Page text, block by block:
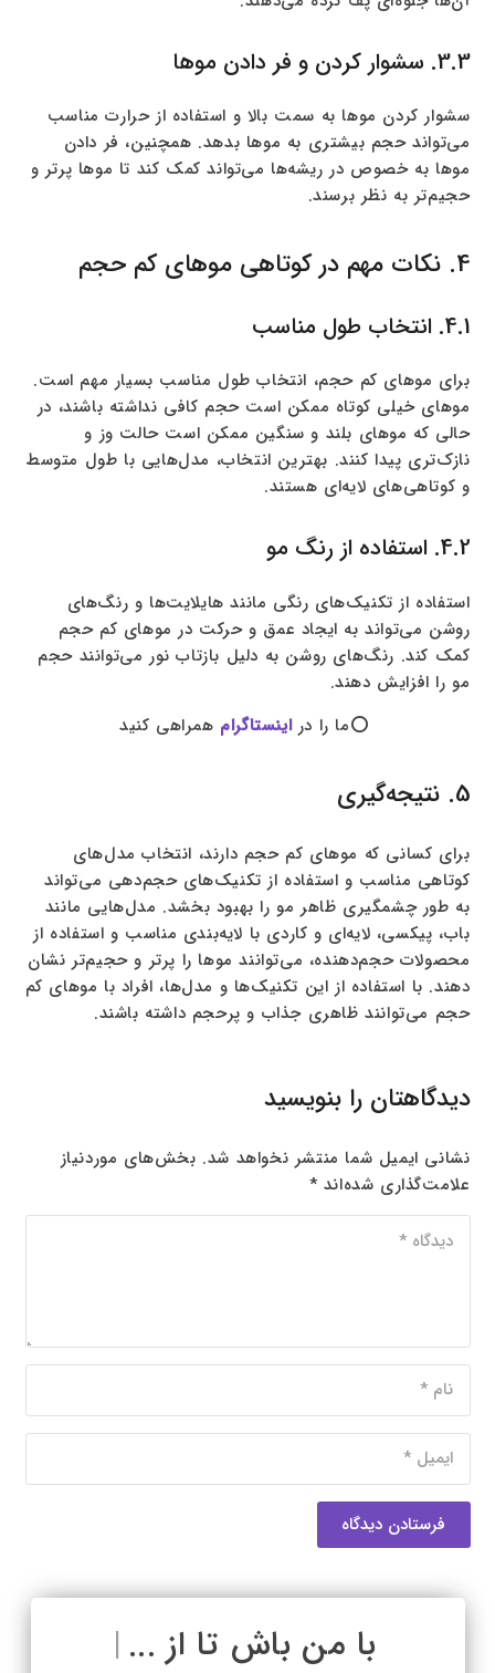
3.3. سشوار کردن و فر دادن موها
سشوار کردن موها به سمت بالا و استفاده از حرارت مناسب
می‌تواند حجم بیشتری به موها بدهد. همچنین، فر دادن
موها به خصوص در ریشه‌ها می‌تواند کمک کند تا موها پرتر و
حجیم‌تر به نظر برسند.
4. نکات مهم در کوتاهی موهای کم حجم
4.1. انتخاب طول مناسب
برای موهای کم حجم، انتخاب طول مناسب بسیار مهم است.
موهای خیلی کوتاه ممکن است حجم کافی نداشته باشند، در
حالی که موهای بلند و سنگین ممکن است حالت وز و
نازک‌تری پیدا کنند. بهترین انتخاب، مدل‌هایی با طول متوسط
و کوتاهی‌های لایه‌ای هستند.
4.2. استفاده از رنگ مو
استفاده از تکنیک‌های رنگی مانند هایلایت‌ها و رنگ‌های
روشن می‌تواند به ایجاد عمق و حرکت در موهای کم حجم
کمک کند. رنگ‌های روشن به دلیل بازتاب نور می‌توانند حجم
مو را افزایش دهند.
⭕ما را دراینستاگرام همراهی کنید
5. نتیجه‌گیری
برای کسانی که موهای کم حجم دارند، انتخاب مدل‌های
کوتاهی مناسب و استفاده از تکنیک‌های حجم‌دهی می‌تواند
به طور چشمگیری ظاهر مو را بهبود بخشد. مدل‌هایی مانند
باب، پیکسی، لایه‌ای و کاردی با لایه‌بندی مناسب و استفاده از
محصولات حجم‌دهنده، می‌توانند موها را پرتر و حجیم‌تر نشان
دهند. با استفاده از این تکنیک‌ها و مدل‌ها، افراد با موهای کم
حجم می‌توانند ظاهری جذاب و پرحجم داشته باشند.
دیدگاهتان را بنویسید
نشانی ایمیل شما منتشر نخواهد شد. بخش‌های موردنیاز
علامت‌گذاری شده‌اند *
فرستادن دیدگاه
با من باش تا از ... |